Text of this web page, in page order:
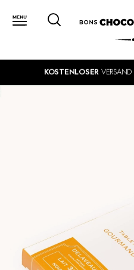
KOSTENLOSER VERSAND